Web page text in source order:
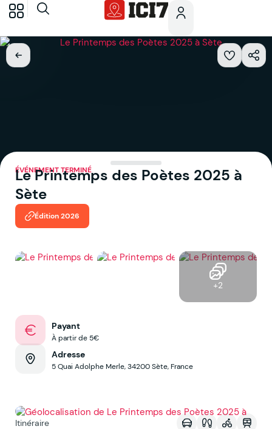
ÉVÉNEMENT TERMINÉ
Le Printemps des Poètes 2025 à
Sète
+2
Payant
À partir de 5€
Adresse
5 Quai Adolphe Merle, 34200 Sète, France
Itinéraire
Édition 2026